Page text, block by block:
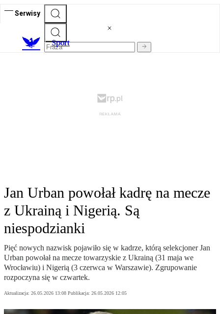
Serwisy
Sport
Jan Urban powołał kadrę na mecze
z Ukrainą i Nigerią. Są
niespodzianki
Pięć nowych nazwisk pojawiło się w kadrze, którą selekcjoner Jan
Urban powołał na mecze towarzyskie z Ukrainą (31 maja we
Wrocławiu) i Nigerią (3 czerwca w Warszawie). Zgrupowanie
rozpoczyna się w czwartek.
Aktualizacja: 26.05.2026 13:08 Publikacja: 26.05.2026 12:05